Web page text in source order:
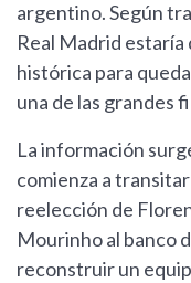
argentino. Según
Real Madrid estaría
histórica para
una de las grandes
La información
comienza a
reelección de
Mourinho al banco
reconstruir un